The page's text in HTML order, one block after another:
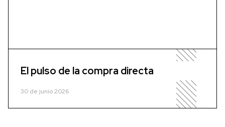
El pulso de la compra directa
30 de junio 2026